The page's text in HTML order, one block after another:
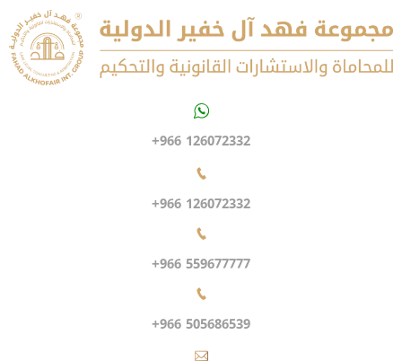
+966 126072332
+966 126072332
+966 559677777
+966 505686539